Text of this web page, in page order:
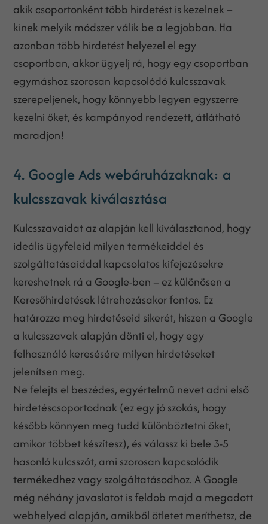
akik csoportonként több hirdetést is kezelnek –
kinek melyik módszer válik be a legjobban. Ha
azonban több hirdetést helyezel el egy
csoportban, akkor ügyelj rá, hogy egy csoportban
egymáshoz szorosan kapcsolódó kulcsszavak
szerepeljenek, hogy könnyebb legyen egyszerre
kezelni őket, és kampányod rendezett, átlátható
maradjon!
4. Google Ads webáruházaknak: a
kulcsszavak kiválasztása
Kulcsszavaidat az alapján kell kiválasztanod, hogy
ideális ügyfeleid milyen termékeiddel és
szolgáltatásaiddal kapcsolatos kifejezésekre
kereshetnek rá a Google-ben – ez különösen a
Keresőhirdetések létrehozásakor fontos. Ez
határozza meg hirdetéseid sikerét, hiszen a Google
a kulcsszavak alapján dönti el, hogy egy
felhasználó keresésére milyen hirdetéseket
jelenítsen meg.
Ne felejts el beszédes, egyértelmű nevet adni első
hirdetéscsoportodnak (ez egy jó szokás, hogy
később könnyen meg tudd különböztetni őket,
amikor többet készítesz), és válassz ki bele 3-5
hasonló kulcsszót, ami szorosan kapcsolódik
termékedhez vagy szolgáltatásodhoz. A Google
még néhány javaslatot is feldob majd a megadott
webhelyed alapján, amikből ötletet meríthetsz, de